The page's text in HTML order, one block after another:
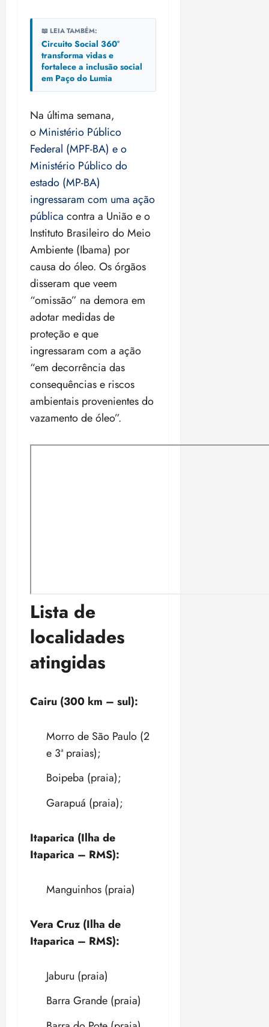
📖 LEIA TAMBÉM:
Circuito Social 360°
transforma vidas e
fortalece a inclusão social
em Paço do Lumia
Na última semana,
oMinistério Público
Federal (MPF-BA) e o
Ministério Público do
estado (MP-BA)
ingressaram com uma ação
pública contra a União e o
Instituto Brasileiro do Meio
Ambiente (Ibama) por
causa do óleo. Os órgãos
disseram que veem
“omissão” na demora em
adotar medidas de
proteção e que
ingressaram com a ação
“em decorrência das
consequências e riscos
ambientais provenientes do
vazamento de óleo”.
Lista de
localidades
atingidas
Cairu (300 km – sul):
Morro de São Paulo (2
e 3ª praias);
Boipeba (praia);
Garapuá (praia);
Itaparica (Ilha de
Itaparica – RMS):
Manguinhos (praia)
Vera Cruz (Ilha de
Itaparica – RMS):
Jaburu (praia)
Barra Grande (praia)